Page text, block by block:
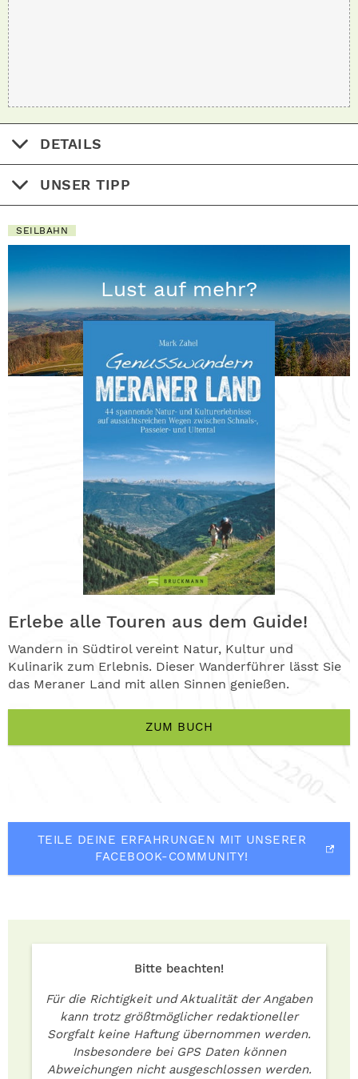
DETAILS
UNSER TIPP
SEILBAHN
Lust auf mehr?
Erlebe alle Touren aus dem Guide!
Wandern in Südtirol vereint Natur, Kultur und
Kulinarik zum Erlebnis. Dieser Wanderführer lässt Sie
das Meraner Land mit allen Sinnen genießen.
ZUM BUCH
TEILE DEINE ERFAHRUNGEN MIT UNSERER
FACEBOOK-COMMUNITY!
Bitte beachten!
Für die Richtigkeit und Aktualität der Angaben
kann trotz größtmöglicher redaktioneller
Sorgfalt keine Haftung übernommen werden.
Insbesondere bei GPS Daten können
Abweichungen nicht ausgeschlossen werden.